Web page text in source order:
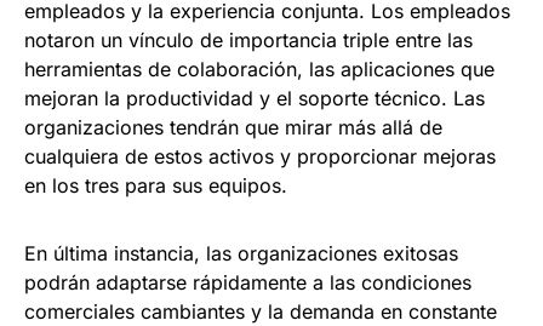
empleados y la experiencia conjunta. Los empleados
notaron un vínculo de importancia triple entre las
herramientas de colaboración, las aplicaciones que
mejoran la productividad y el soporte técnico. Las
organizaciones tendrán que mirar más allá de
cualquiera de estos activos y proporcionar mejoras
en los tres para sus equipos.
En última instancia, las organizaciones exitosas
podrán adaptarse rápidamente a las condiciones
comerciales cambiantes y la demanda en constante